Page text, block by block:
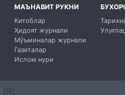
МАЪНАВИТ РУКНИ
Китоблар
Ҳидоят журнали
Мўъминалар журнали
Газеталар
Ислом нури